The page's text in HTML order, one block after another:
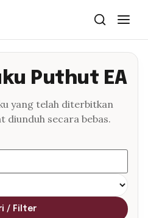
Puthut EA
yang telah diterbitkan
diunduh secara bebas.
/ Filter